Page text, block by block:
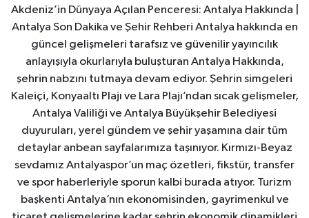
Akdeniz’in Dünyaya Açılan Penceresi: Antalya Hakkında |
Antalya Son Dakika ve Şehir Rehberi Antalya hakkında en
güncel gelişmeleri tarafsız ve güvenilir yayıncılık
anlayışıyla okurlarıyla buluşturan Antalya Hakkında,
şehrin nabzını tutmaya devam ediyor. Şehrin simgeleri
Kaleiçi, Konyaaltı Plajı ve Lara Plajı’ndan sıcak gelişmeler,
Antalya Valiliği ve Antalya Büyükşehir Belediyesi
duyuruları, yerel gündem ve şehir yaşamına dair tüm
detaylar anbean sayfalarımıza taşınıyor. Kırmızı-Beyaz
sevdamız Antalyaspor’un maç özetleri, fikstür, transfer
ve spor haberleriyle sporun kalbi burada atıyor. Turizm
başkenti Antalya’nın ekonomisinden, gayrimenkul ve